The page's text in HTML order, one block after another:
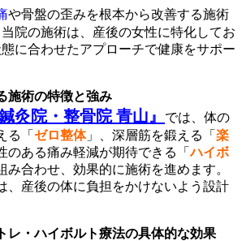
や骨盤の歪みを根本から改善する施術
院の施術は、産後の女性に特化してお
に合わせたアプローチで健康をサポー
施術の特徴と強み
灸院・整骨院 青山』
では、体の
る「 ゼロ整体」、深層筋を鍛える「 楽
のある痛み軽減が期待できる「ハイボ
み合わせ、効果的に施術を進めます。
、産後の体に負担をかけないよう設計
レ・ハイボルト療法の具体的な効果